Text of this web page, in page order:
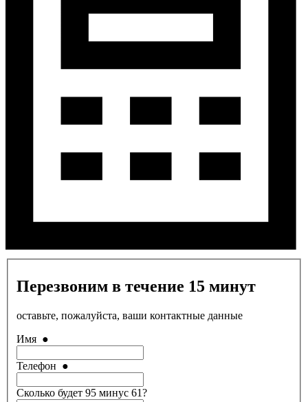
Перезвоним в течение 15 минут
оставьте, пожалуйста, ваши контактные данные
Имя ●
Телефон ●
Сколько будет 95 минус 61?